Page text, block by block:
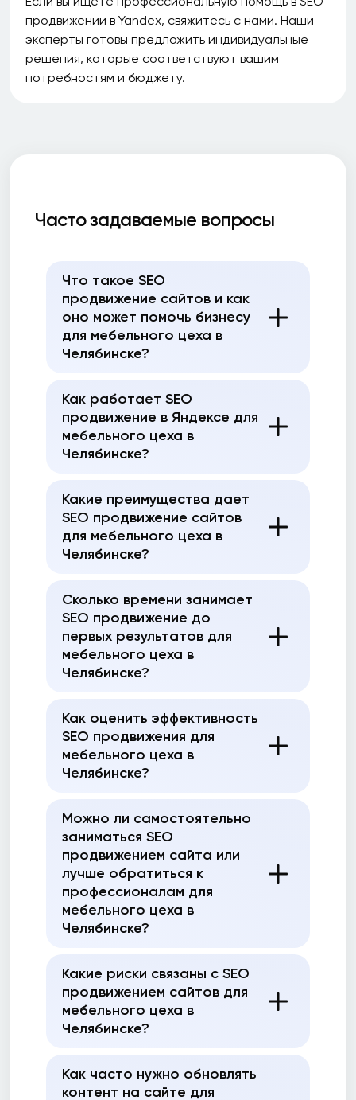
продвижении в Yandex, свяжитесь с нами. Наши
эксперты готовы предложить индивидуальные
решения, которые соответствуют вашим
потребностям и бюджету.
Часто задаваемые вопросы
Что такое SEO
продвижение сайтов и как
оно может помочь бизнесу
для мебельного цеха в
Челябинске?
Как работает SEO
продвижение в Яндексе для
мебельного цеха в
Челябинске?
Какие преимущества дает
SEO продвижение сайтов
для мебельного цеха в
Челябинске?
Сколько времени занимает
SEO продвижение до
первых результатов для
мебельного цеха в
Челябинске?
Как оценить эффективность
SEO продвижения для
мебельного цеха в
Челябинске?
Можно ли самостоятельно
заниматься SEO
продвижением сайта или
лучше обратиться к
профессионалам для
мебельного цеха в
Челябинске?
Какие риски связаны с SEO
продвижением сайтов для
мебельного цеха в
Челябинске?
Как часто нужно обновлять
контент на сайте для